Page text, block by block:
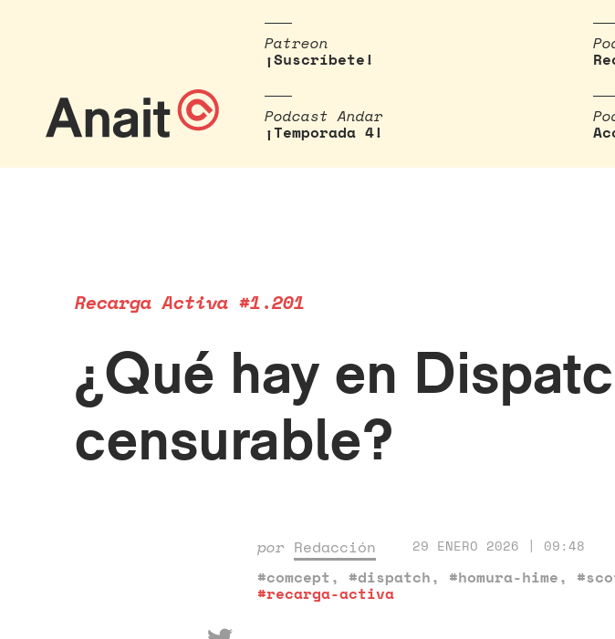
Patreon
¡Suscríbete!
Podcast Andar
¡Temporada 4!
Recarga Activa #1.201
¿Qué hay en
censurable?
por Redacción 29 ENERO 2026 | 09:48
#comcept, #dispatch, #homura-hime,
#recarga-activa